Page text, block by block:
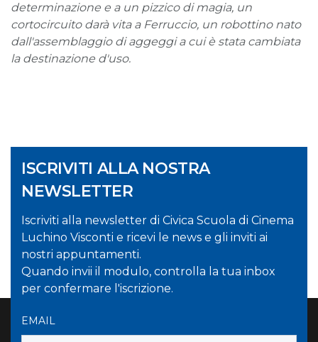
determinazione e a un pizzico di magia, un
cortocircuito darà vita a Ferruccio, un robottino nato
dall'assemblaggio di aggeggi a cui è stata cambiata
la destinazione d'uso.
ISCRIVITI ALLA NOSTRA
NEWSLETTER
Iscriviti alla newsletter di Civica Scuola di Cinema
Luchino Visconti e ricevi le news e gli inviti ai
nostri appuntamenti.
Quando invii il modulo, controlla la tua inbox
per confermare l'iscrizione.
EMAIL